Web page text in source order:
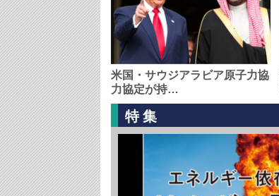
米国・サウジアラビア原子力協
力協定が持…
特集